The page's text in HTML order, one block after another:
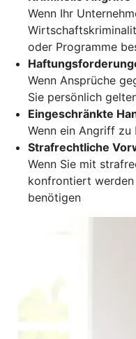
Wenn Ihr
oder Programme
Wenn Ansprüche
Sie persönlich
Eingeschränkte
Wenn ein Angriff
Strafrechtliche
Wenn Sie mit
konfrontiert
benötigen